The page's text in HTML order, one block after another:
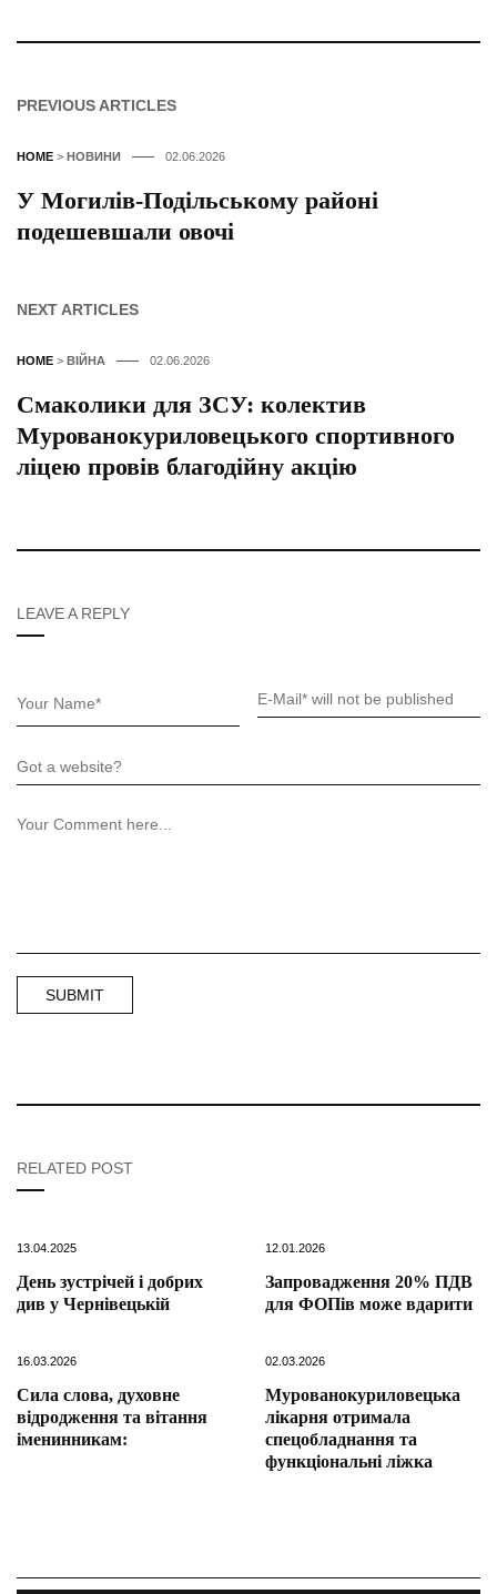
PREVIOUS ARTICLES
HOME > НОВИНИ 02.06.2026
У Могилів-Подільському районі
подешевшали овочі
NEXT ARTICLES
HOME > ВІЙНА 02.06.2026
Смаколики для ЗСУ: колектив
Мурованокуриловецького спортивного
ліцею провів благодійну акцію
LEAVE A REPLY
RELATED POST
13.04.2025
День зустрічей і добрих
див у Чернівецькій
12.01.2026
Запровадження 20% ПДВ
для ФОПів може вдарити
16.03.2026
Сила слова, духовне
відродження та вітання
іменинникам:
02.03.2026
Мурованокуриловецька
лікарня отримала
спецобладнання та
функціональні ліжка